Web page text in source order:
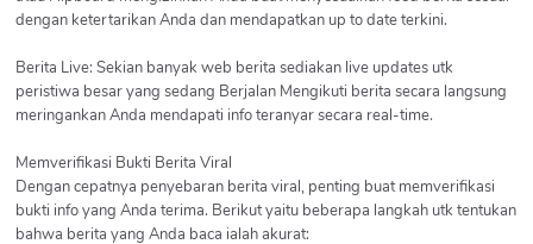
dengan ketertarikan Anda dan mendapatkan up to date terkini.
Berita Live: Sekian banyak web berita sediakan live updates utk
peristiwa besar yang sedang Berjalan Mengikuti berita secara langsung
meringankan Anda mendapati info teranyar secara real-time.
Memverifikasi Bukti Berita Viral
Dengan cepatnya penyebaran berita viral, penting buat memverifikasi
bukti info yang Anda terima. Berikut yaitu beberapa langkah utk tentukan
bahwa berita yang Anda baca ialah akurat: